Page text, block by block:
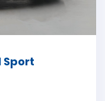
Sport